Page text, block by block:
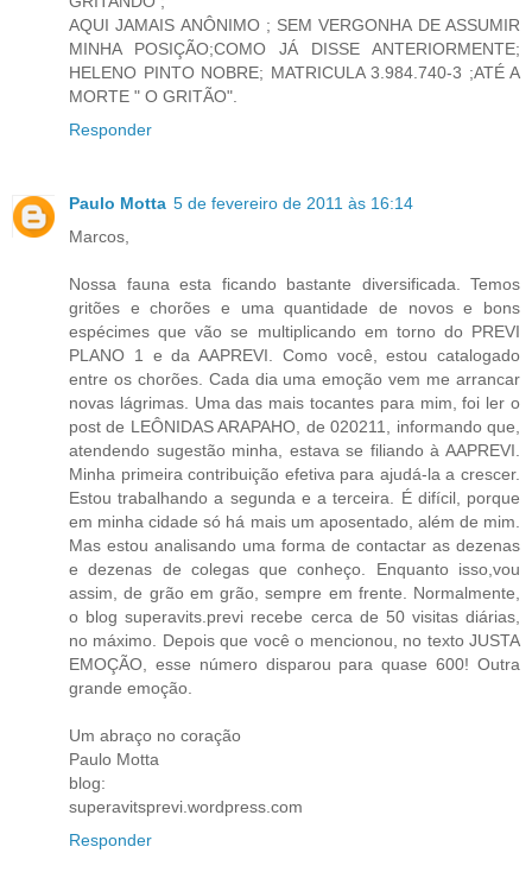
AQUI JAMAIS ANÔNIMO ; SEM VERGONHA DE ASSUMIR
MINHA POSIÇÃO;COMO JÁ DISSE ANTERIORMENTE;
HELENO PINTO NOBRE; MATRICULA 3.984.740-3 ;ATÉ A
MORTE " O GRITÃO".
Responder
Paulo Motta 5 de fevereiro de 2011 às 16:14
Marcos,
Nossa fauna esta ficando bastante diversificada. Temos
gritões e chorões e uma quantidade de novos e bons
espécimes que vão se multiplicando em torno do PREVI
PLANO 1 e da AAPREVI. Como você, estou catalogado
entre os chorões. Cada dia uma emoção vem me arrancar
novas lágrimas. Uma das mais tocantes para mim, foi ler o
post de LEÔNIDAS ARAPAHO, de 020211, informando que,
atendendo sugestão minha, estava se filiando à AAPREVI.
Minha primeira contribuição efetiva para ajudá-la a crescer.
Estou trabalhando a segunda e a terceira. É difícil, porque
em minha cidade só há mais um aposentado, além de mim.
Mas estou analisando uma forma de contactar as dezenas
e dezenas de colegas que conheço. Enquanto isso,vou
assim, de grão em grão, sempre em frente. Normalmente,
o blog superavits.previ recebe cerca de 50 visitas diárias,
no máximo. Depois que você o mencionou, no texto JUSTA
EMOÇÃO, esse número disparou para quase 600! Outra
grande emoção.
Um abraço no coração
Paulo Motta
blog:
superavitsprevi.wordpress.com
Responder